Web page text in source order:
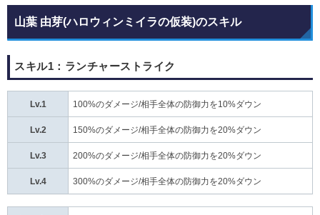
山葉 由芽(ハロウィンミイラの仮装)のスキル
スキル1：ランチャーストライク
Lv.1 100%のダメージ/相手全体の防御力を10%ダウン
Lv.2 150%のダメージ/相手全体の防御力を20%ダウン
Lv.3 200%のダメージ/相手全体の防御力を20%ダウン
Lv.4 300%のダメージ/相手全体の防御力を20%ダウン